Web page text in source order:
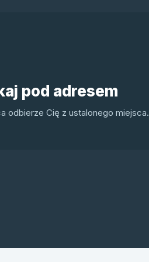
pod adresem
odbierze Cię z ustalonego miejsca.